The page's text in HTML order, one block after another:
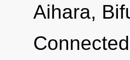
Aihara,